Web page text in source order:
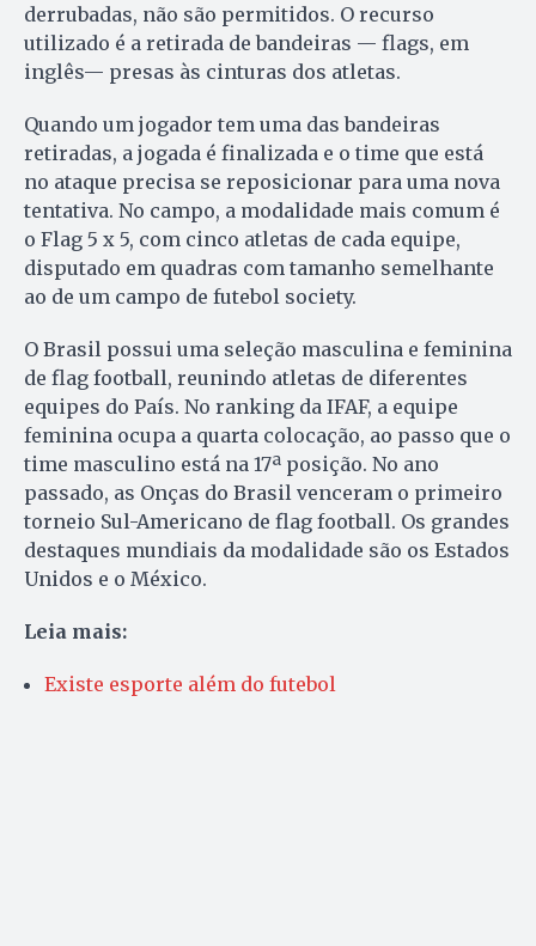
derrubadas, não são permitidos. O recurso
utilizado é a retirada de bandeiras — flags, em
inglês— presas às cinturas dos atletas.
Quando um jogador tem uma das bandeiras
retiradas, a jogada é finalizada e o time que está
no ataque precisa se reposicionar para uma nova
tentativa. No campo, a modalidade mais comum é
o Flag 5 x 5, com cinco atletas de cada equipe,
disputado em quadras com tamanho semelhante
ao de um campo de futebol society.
O Brasil possui uma seleção masculina e feminina
de flag football, reunindo atletas de diferentes
equipes do País. No ranking da IFAF, a equipe
feminina ocupa a quarta colocação, ao passo que o
time masculino está na 17ª posição. No ano
passado, as Onças do Brasil venceram o primeiro
torneio Sul-Americano de flag football. Os grandes
destaques mundiais da modalidade são os Estados
Unidos e o México.
Leia mais:
Existe esporte além do futebol